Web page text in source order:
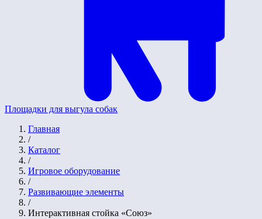
Площадки для выгула собак
Главная
/
Каталог
/
Игровое оборудование
/
Развивающие элементы
/
Интерактивная стойка «Союз»